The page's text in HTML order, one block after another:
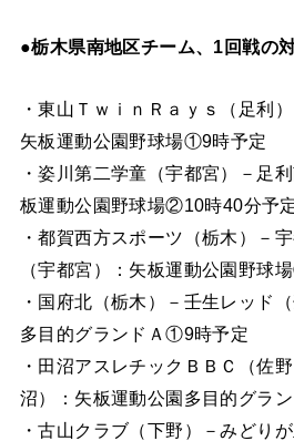
●栃木県南地区チーム、1回戦の
・東山ＴｗｉｎＲａｙｓ（足利
矢板運動公園野球場①9時予定
・姿川第二学童（宇都宮）－足
板運動公園野球場②10時40分予
・都賀西方スポーツ（栃木）－
（宇都宮）：矢板運動公園野球
・国府北（栃木）－壬生レッド
多目的グランドＡ①9時予定
・田沼アスレチックＢＢＣ（佐
沼）：矢板運動公園多目的グラ
・古山クラブ（下野）－みどり